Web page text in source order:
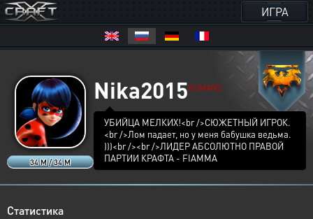
ИГРА
34 M / 34 M
Nika2015HUMANS
УБИЙЦА МЕЛКИХ!<br />СЮЖЕТНЫЙ ИГРОК.
<br />Лом падает, но у меня бабушка ведьма.
)))<br /><br />ЛИДЕР АБСОЛЮТНО ПРАВОЙ
ПАРТИИ КРАФТА - FIAMMA
Статистика